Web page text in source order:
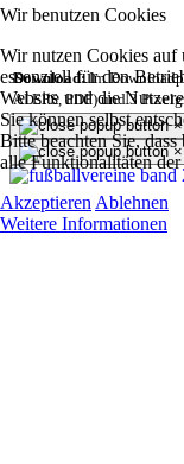
Wir benutzen Cookies
Wir nutzen Cookies auf
essenziell für den
Website und die
Sie können selbst
Bitte beachten Sie,
alle Funktionalitäten
Akzeptieren Ablehnen
Weitere Informationen
Download:Im
AI EPS, PDF) und 3
×
×